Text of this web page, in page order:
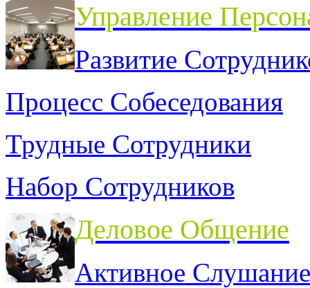
Управление
Развитие
Процесс Собеседования
Трудные Сотрудники
Набор Сотрудников
Деловое Общение
Активное Слушание